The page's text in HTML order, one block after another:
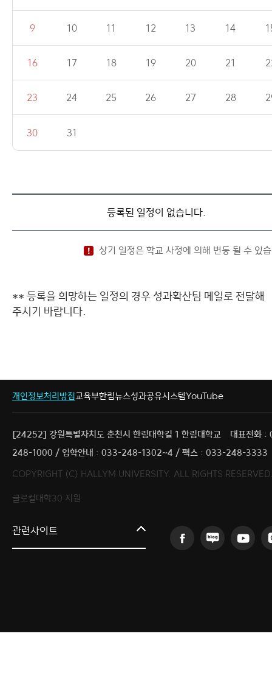
9 10 11 12 13 14
16 17 18 19 20 21
23 24 25 26 27 28
30 31
등록된 일정이 없습니다.
상기 일정은 학교 사정에 의해 변동 될 수 있
** 등록을 희망하는 일정의 경우 성과확산팀 메일로 전달해
주시기 바랍니다.
개인정보처리방침교육부한림뉴스성과공유시스템YouTube
[24252] 강원특별자치도 춘천시 한림대학길 1 한림대학교
대표전화
248-1000 / 입학안내 : 033-248-1302~4 / 팩스 : 033-248-3333
COPYRIGHT (C) HALLYM UNIVERSITY. ALL RIGHTS
글로컬대학30 지원
관련사이트
한림대학교